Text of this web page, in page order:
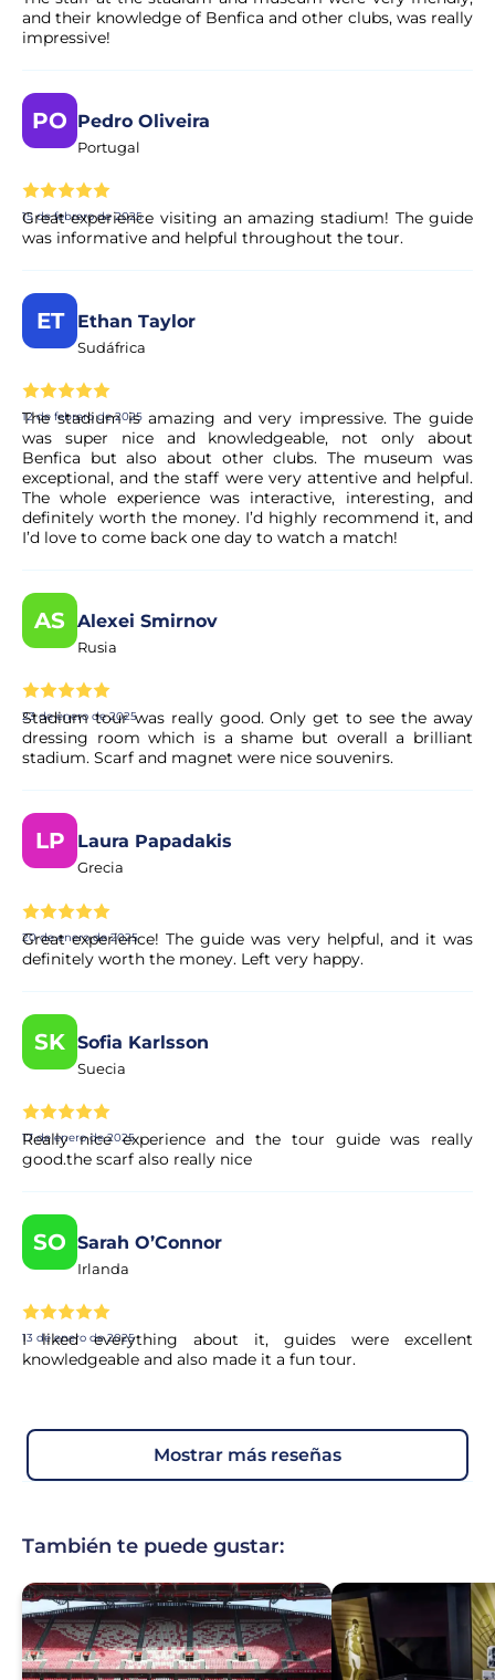
Sí, su reserva se procesa al instante. Nuestro colaborador
realiza una validación rápida para garantizar la
en su correo electrónico.
¿Es seguro realizar el pago?
Sí. Todos los pagos se procesan a través de sistemas
seguros y encriptados, lo que garantiza la total protección
and their knowledge of Benfica and other clubs, was really
impressive!
PO Pedro Oliveira
Portugal
15 de febrero de 2025
Great experience visiting an amazing stadium! The guide
was informative and helpful throughout the tour.
ET Ethan Taylor
Sudáfrica
12 de febrero de 2025
The stadium is amazing and very impressive. The guide
was super nice and knowledgeable, not only about
Benfica but also about other clubs. The museum was
exceptional, and the staff were very attentive and helpful.
The whole experience was interactive, interesting, and
definitely worth the money. I’d highly recommend it, and
I’d love to come back one day to watch a match!
AS Alexei Smirnov
Rusia
23 de enero de 2025
Stadium tour was really good. Only get to see the away
dressing room which is a shame but overall a brilliant
stadium. Scarf and magnet were nice souvenirs.
LP Laura Papadakis
Grecia
20 de enero de 2025
Great experience! The guide was very helpful, and it was
definitely worth the money. Left very happy.
SK Sofia Karlsson
Suecia
17 de enero de 2025
Really nice experience and the tour guide was really
good.the scarf also really nice
SO Sarah O’Connor
Irlanda
13 de enero de 2025
I liked everything about it, guides were excellent
knowledgeable and also made it a fun tour.
mostrar más reseñas
También te puede gustar: